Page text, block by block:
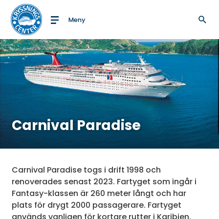
Till startsidan
Meny
Carnival Paradise
Carnival Paradise togs i drift 1998 och
renoverades senast 2023. Fartyget som ingår i
Fantasy-klassen är 260 meter långt och har
plats för drygt 2000 passagerare. Fartyget